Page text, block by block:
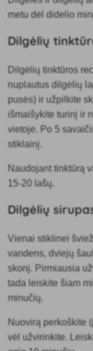
metu dėl didelio
Dilgėlių
Dilgėlių tinktūros
nuplautus dilgėlių
pusės) ir užpilkite
išmaišykite turinį ir
vietoje. Po 5
stiklainį.
Naudojant tinktūrą
15-20 lašų.
Dilgėlių
Vienai stiklinei
vandens, dviejų
skonį. Pirmiausia
tada leiskite šiam
minučių.
Nuovirą perkoškite
vėl užvirinkite.